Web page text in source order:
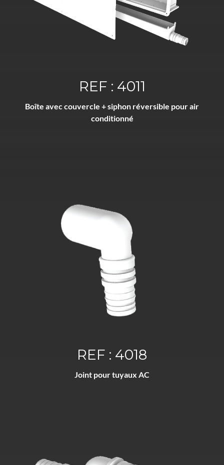
REF : 4011
Boîte avec couvercle + siphon réversible pour air
conditionné
REF : 4018
Joint pour tuyaux AC